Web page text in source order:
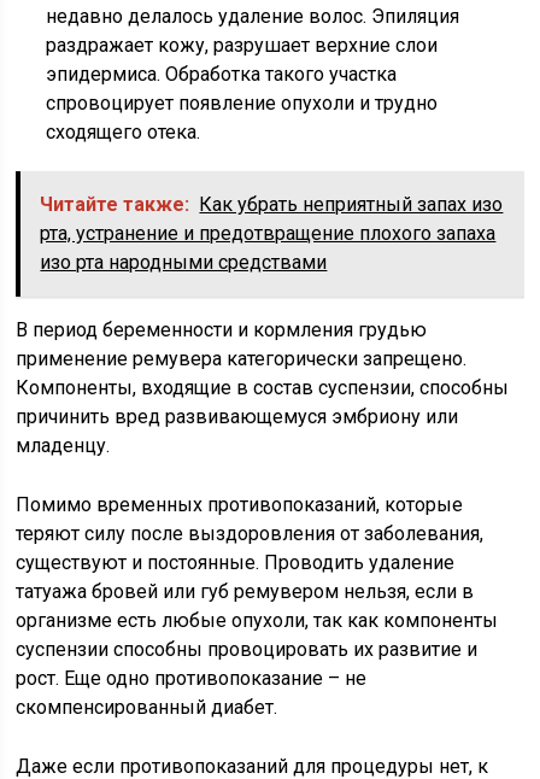
недавно делалось удаление волос. Эпиляция
раздражает кожу, разрушает верхние слои
эпидермиса. Обработка такого участка
спровоцирует появление опухоли и трудно
сходящего отека.
Читайте также: Как убрать неприятный запах изо
рта, устранение и предотвращение плохого запаха
изо рта народными средствами
В период беременности и кормления грудью
применение ремувера категорически запрещено.
Компоненты, входящие в состав суспензии, способны
причинить вред развивающемуся эмбриону или
младенцу.
Помимо временных противопоказаний, которые
теряют силу после выздоровления от заболевания,
существуют и постоянные. Проводить удаление
татуажа бровей или губ ремувером нельзя, если в
организме есть любые опухоли, так как компоненты
суспензии способны провоцировать их развитие и
рост. Еще одно противопоказание – не
скомпенсированный диабет.
Даже если противопоказаний для процедуры нет, к